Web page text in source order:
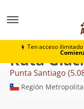
Ten acceso
Ruta
Punta Santiago
Región